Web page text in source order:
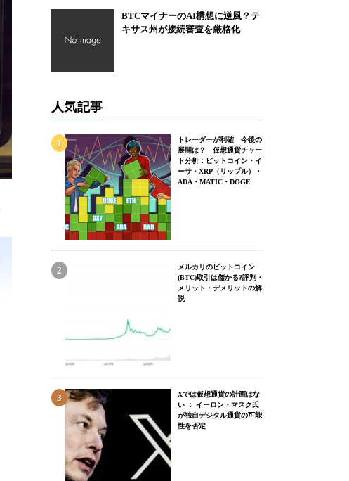
BTCマイナーのAI構想に逆風？テ
キサス州が接続審査を厳格化
人気記事
トレーダーが利確 今後の
展開は？ 仮想通貨チャー
ト分析：ビットコイン・イ
ーサ・XRP（リップル）・
ADA・MATIC・DOGE
メルカリのビットコイン
(BTC)取引は儲かる?評判・
メリット・デメリットの解
説
Xでは仮想通貨の計画はな
い ： イーロン・マスク氏
が独自デジタル通貨の可能
性を否定